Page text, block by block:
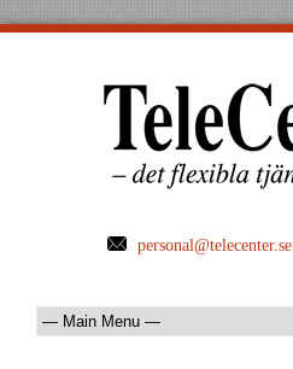
personal@telecenter.se